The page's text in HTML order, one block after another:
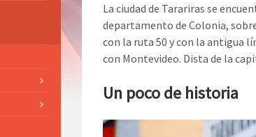
La ciudad de Tarariras se
departamento de Colonia,
con la ruta 50 y con la antigua
con Montevideo. Dista de la
Un poco de historia